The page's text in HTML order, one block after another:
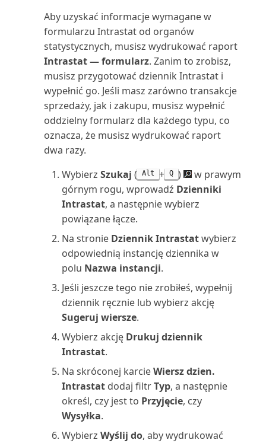
(raport)
Uzgodnij konta nabywców i
dostawców (raport)
Wartość księgowa środka
trwałego 01 (raport)
Wartość księgowa środka
trwałego 02 (raport)
Wiekowanie należności (raport
Wiekowanie należności (raport)
Wiekowanie zobowiązań (raport
Wiekowanie zobowiązań
(raport)
Wiersze planowania projektu
(raport)
Wizyta konserwacyjna:
Planowanie (raport)
Wycena zapasów (raport)
Aby uzyskać informacje wymagane w
formularzu Intrastat od organów
statystycznych, musisz wydrukować raport
Intrastat — formularz. Zanim to zrobisz,
musisz przygotować dziennik Intrastat i
wypełnić go. Jeśli masz zarówno transakcje
sprzedaży, jak i zakupu, musisz wypełnić
oddzielny formularz dla każdego typu, co
oznacza, że musisz wydrukować raport
dwa razy.
Wybierz Szukaj ( Alt + Q )
w prawym
górnym rogu, wprowadź Dzienniki
Intrastat, a następnie wybierz
powiązane łącze.
Na stronie Dziennik Intrastatwybierz
odpowiednią instancję dziennika w
polu Nazwa instancji.
Jeśli jeszcze tego nie zrobiłeś, wypełnij
dziennik ręcznie lub wybierz akcję
Sugeruj wiersze.
Wybierz akcję Drukuj dziennik
Intrastat.
Na skróconej karcieWiersz dzien.
Intrastatdodaj filtrTyp, a następnie
określ, czy jest to Przyjęcie, czy
Wysyłka.
Wybierz Wyślij do, aby wydrukować